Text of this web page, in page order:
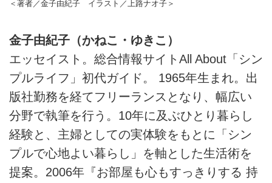
＜著者／金子由紀子 イラスト／上路ナオ子＞
金子由紀子（かねこ・ゆきこ）
エッセイスト。総合情報サイトAll About「シン
プルライフ」初代ガイド。 1965年生まれ。出
版社勤務を経てフリーランスとなり、幅広い
分野で執筆を行う。10年に及ぶひとり暮らし
経験と、主婦としての実体験をもとに「シン
プルで心地よい暮らし」を軸とした生活術を
提案。2006年『お部屋も心もすっきりする 持